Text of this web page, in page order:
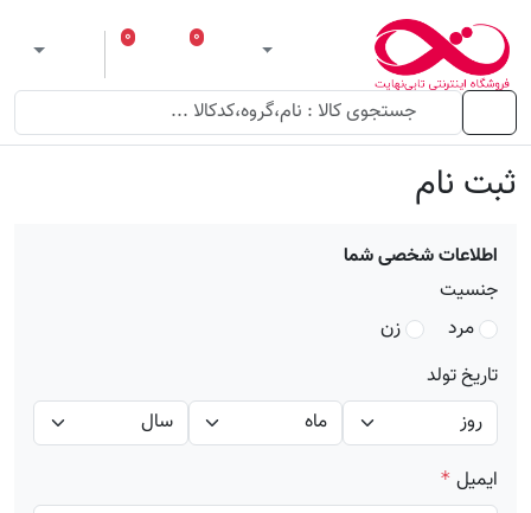
ورود لیست مورد علاقه
۰
سبد خرید
۰
منو
ثبت نام
اطلاعات شخصی شما
جنسیت
مرد
زن
تاریخ تولد
ایمیل *